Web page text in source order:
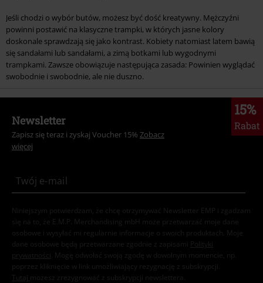
Jeśli chodzi o wybór butów, możesz być dość kreatywny. Mężczyźni
powinni postawić na klasyczne trampki, w których jasne kolory
doskonale sprawdzają się jako kontrast. Kobiety natomiast latem bawią
się sandałami lub sandałami, a zimą botkami lub wygodnymi
trampkami. Zawsze obowiązuje następująca zasada: Powinien wyglądać
swobodnie i swobodnie, ale nie duszno.
15%
Rabat
Newsletter
Zapisz się teraz i zyskaj Voucher 15% Zobacz
więcej
Niniejszym potwierdzam, że chcę otrzymywać Newsletter EMP i zgadzam
się na to, że E.M.P. Merchandising mbH może przetwarzać moje dane
osobowe i wysyłać mi regularnie informacje o swoich produktach. Moje
dane osobowe będą przetwarzane zgodnie z zapisami
Polityki
prywatności . Mogę odwołać swoją zgodę w dowolnym momencie, np.
poprzez kliknięcie w link umożliwiający rezygnację z subskrypcji.
Tutaj możesz zrezygnować z subskrypcji newslettera.